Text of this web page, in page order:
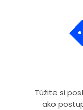
Túžite si
ako